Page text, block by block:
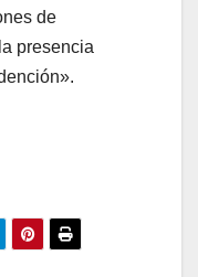
de
presencia